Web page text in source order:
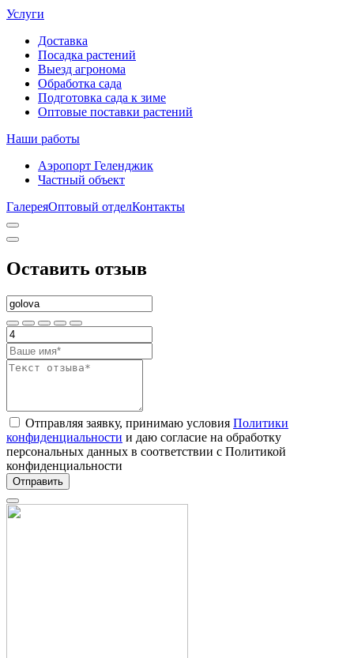
Услуги
Доставка
Посадка растений
Выезд агронома
Обработка сада
Подготовка сада к зиме
Оптовые поставки растений
Наши работы
Аэропорт Геленджик
Частный объект
ГалереяОптовый отделКонтакты
Оставить отзыв
Отправляя заявку, принимаю условия Политики
конфиденциальности и даю согласие на обработку
персональных данных в соответствии с Политикой
конфиденциальности
Отправить